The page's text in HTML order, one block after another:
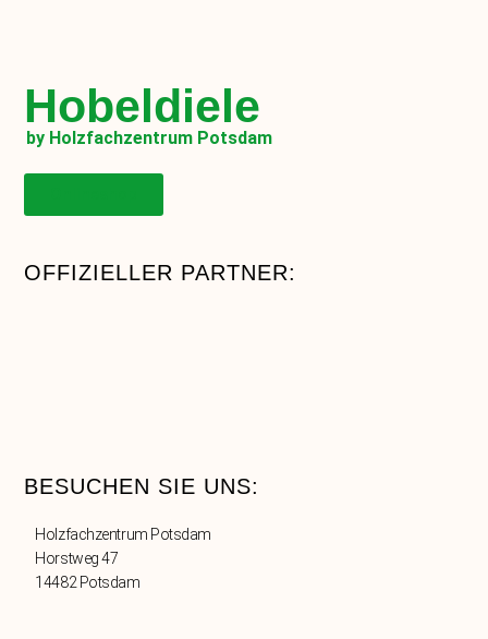
Hobeldiele
by Holzfachzentrum Potsdam
OFFIZIELLER PARTNER:
BESUCHEN SIE UNS:
Holzfachzentrum Potsdam
Horstweg 47
14482 Potsdam